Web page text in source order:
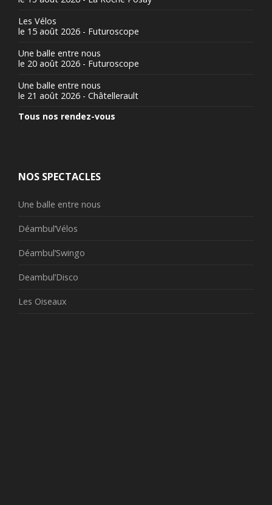
Les Vélos
le 15 août 2026 - Futuroscope
Une balle entre nous
le 20 août 2026 - Futuroscope
Une balle entre nous
le 21 août 2026 - Châtellerault
Tous nos rendez-vous
NOS SPECTACLES
Une balle entre nous
Déambul’Vélos
Déambul’Swingo
Deambul’Disco
Les Oiseaux